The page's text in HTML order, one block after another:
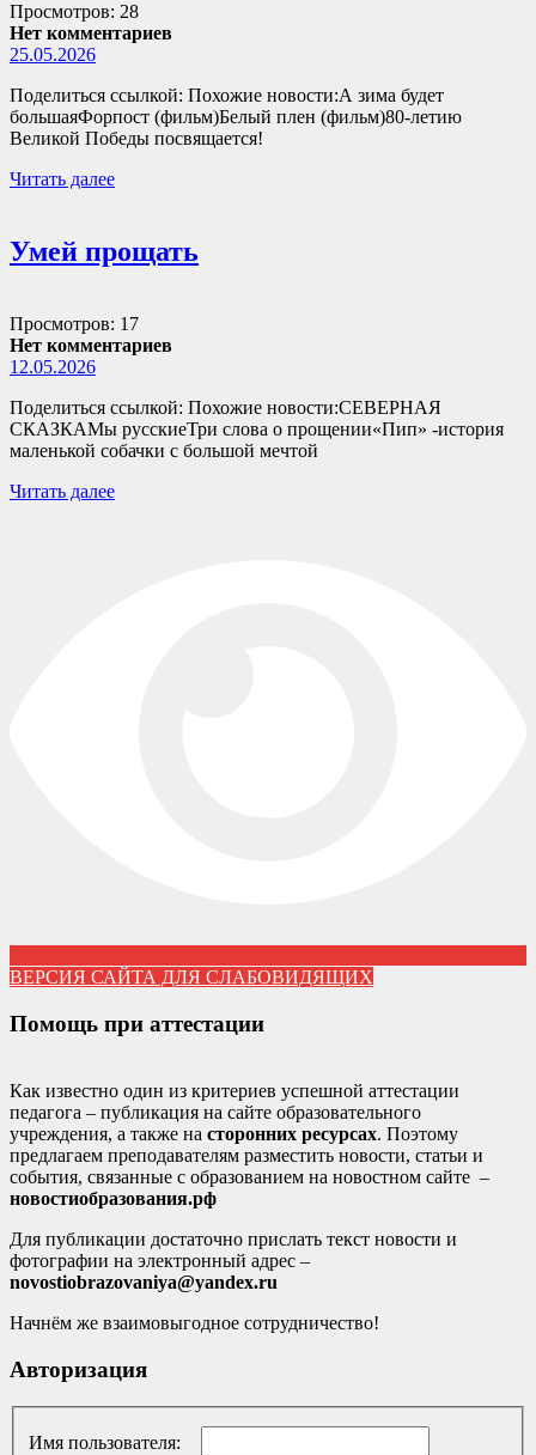
Просмотров: 28
Нет комментариев
25.05.2026
Поделиться ссылкой: Похожие новости:А зима будет
большаяФорпост (фильм)Белый плен (фильм)80-летию
Великой Победы посвящается!
Читать далее
Умей прощать
Просмотров: 17
Нет комментариев
12.05.2026
Поделиться ссылкой: Похожие новости:СЕВЕРНАЯ
СКАЗКАМы русскиеТри слова о прощении«Пип» -история
маленькой собачки с большой мечтой
Читать далее
ВЕРСИЯ САЙТА ДЛЯ СЛАБОВИДЯЩИХ
Помощь при аттестации
Как известно один из критериев успешной аттестации
педагога – публикация на сайте образовательного
учреждения, а также на сторонних ресурсах. Поэтому
предлагаем преподавателям разместить новости, статьи и
события, связанные с образованием на новостном сайте –
новостиобразования.рф
Для публикации достаточно прислать текст новости и
фотографии на электронный адрес –
novostiobrazovaniya@yandex.ru
Начнём же взаимовыгодное сотрудничество!
Авторизация
Имя пользователя: